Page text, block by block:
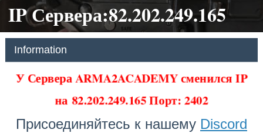
IP Сервера:82.202.249.165
Information
У Сервера ARMA2ACADEMY сменился IP
на82.202.249.165 Порт: 2402
Присоединяйтесь к нашему Discord